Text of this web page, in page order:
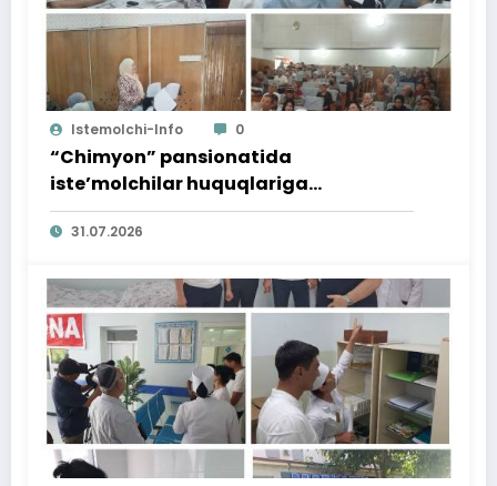
Istemolchi-Info 0
“Chimyon” pansionatida
iste’molchilar huquqlariga
bag‘ishlangan targ‘ibot tadbiri
o‘tkazildi
31.07.2026